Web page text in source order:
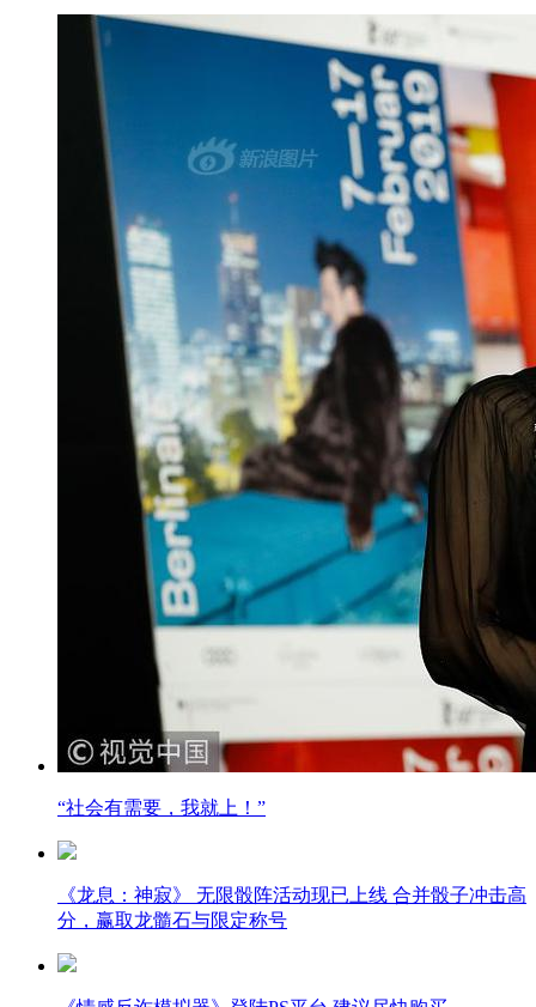
“社会有需要，我就上！”
《龙息：神寂》 无限骰阵活动现已上线 合并骰子冲击高
分，赢取龙髓石与限定称号